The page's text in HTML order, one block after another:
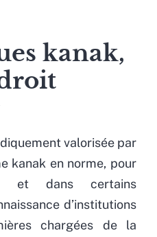
kanak,
valorisée par
kanak en norme, pour
et dans certains
d’institutions
chargées de la